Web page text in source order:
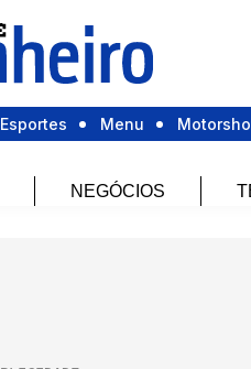
Esportes Menu
NEGÓCIOS